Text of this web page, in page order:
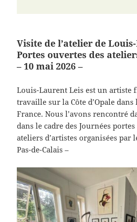
Visite de l’atelier de
Portes ouvertes des
– 10 mai 2026 –
Louis-Laurent Leis est un artiste
travaille sur la Côte d’Opale
France. Nous l’avons rencontré
dans le cadre des Journées
ateliers d’artistes organisées par
Pas-de-Calais –